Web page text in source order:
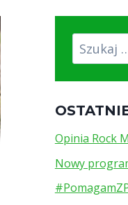
Szukaj:
Opinia Rock
Nowy